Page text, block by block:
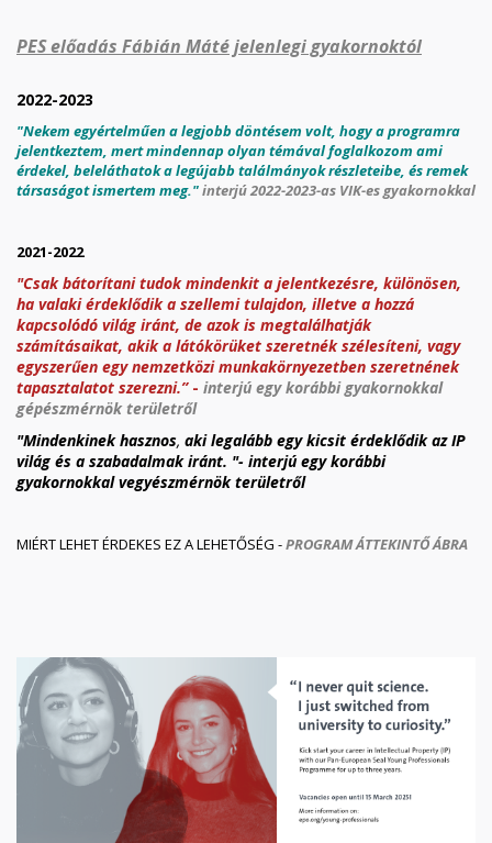
PES előadás Fábián Máté jelenlegi gyakornoktól
2022-2023
"Nekem egyértelműen a legjobb döntésem volt, hogy a programra
jelentkeztem, mert mindennap olyan témával foglalkozom ami
érdekel, beleláthatok a legújabb találmányok részleteibe, és remek
társaságot ismertem meg."interjú 2022-2023-as VIK-es gyakornokkal
2021-2022
"Csak bátorítani tudok mindenkit a jelentkezésre, különösen,
ha valaki érdeklődik a szellemi tulajdon, illetve a hozzá
kapcsolódó világ iránt, de azok is megtalálhatják
számításaikat, akik a látókörüket szeretnék szélesíteni, vagy
egyszerűen egy nemzetközi munkakörnyezetben szeretnének
tapasztalatot szerezni.” - interjú egy korábbi gyakornokkal
gépészmérnök területről
"Mindenkinek hasznos, aki legalább egy kicsit érdeklődik az IP
világ és a szabadalmak iránt. "- interjú egy korábbi
gyakornokkal vegyészmérnök területről
MIÉRT LEHET ÉRDEKES EZ A LEHETŐSÉG -PROGRAM ÁTTEKINTŐ ÁBRA